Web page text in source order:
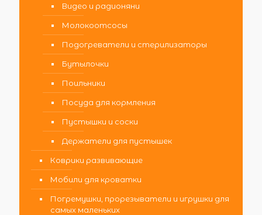
Видео и радионяни
Молокоотсосы
Подогреватели и стерилизаторы
Бутылочки
Поильники
Посуда для кормления
Пустышки и соски
Держатели для пустышек
Коврики развивающие
Мобили для кроватки
Погремушки, прорезыватели и игрушки для
самых маленьких